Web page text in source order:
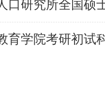
育学院考研初试